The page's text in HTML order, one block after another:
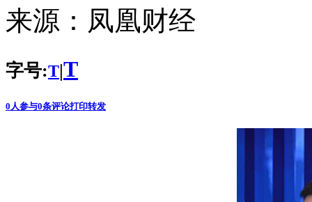
来源： 凤凰财经
字号:T|T
0 人参与0条评论打印转发